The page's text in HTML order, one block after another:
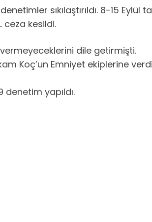
sıkılaştırıldı. 8-15 Eylül
ceza kesildi.
dile getirmişti.
Koç’un Emniyet ekiplerine
yapıldı.